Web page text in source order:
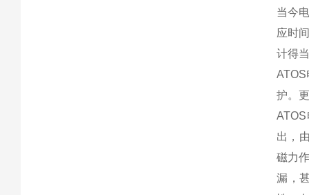
当今
应时
计得
护。
出，
磁力
漏，